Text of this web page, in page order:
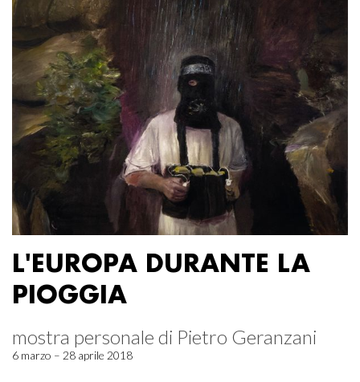
L'EUROPA DURANTE LA
PIOGGIA
mostra personale di Pietro Geranzani
6 marzo – 28 aprile 2018